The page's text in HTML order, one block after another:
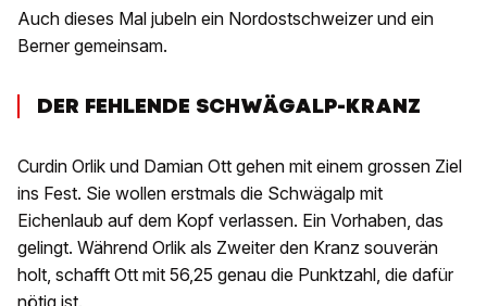
Auch dieses Mal jubeln ein Nordostschweizer und ein
Berner gemeinsam.
DER FEHLENDE SCHWÄGALP-KRANZ
Curdin Orlik und Damian Ott gehen mit einem grossen Ziel
ins Fest. Sie wollen erstmals die Schwägalp mit
Eichenlaub auf dem Kopf verlassen. Ein Vorhaben, das
gelingt. Während Orlik als Zweiter den Kranz souverän
holt, schafft Ott mit 56,25 genau die Punktzahl, die dafür